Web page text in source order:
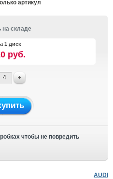
артикул
на складе
1 диск
руб.
чтобы не повредить
AUDI